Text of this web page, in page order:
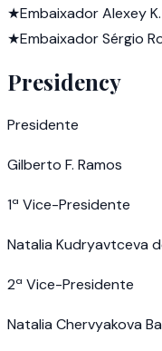
★Embaixador Alexey
★Embaixador Sérgio
Presidency
Presidente
Gilberto F. Ramos
1ª Vice-Presidente
Natalia Kudryavtceva
2ª Vice-Presidente
Natalia Chervyakova